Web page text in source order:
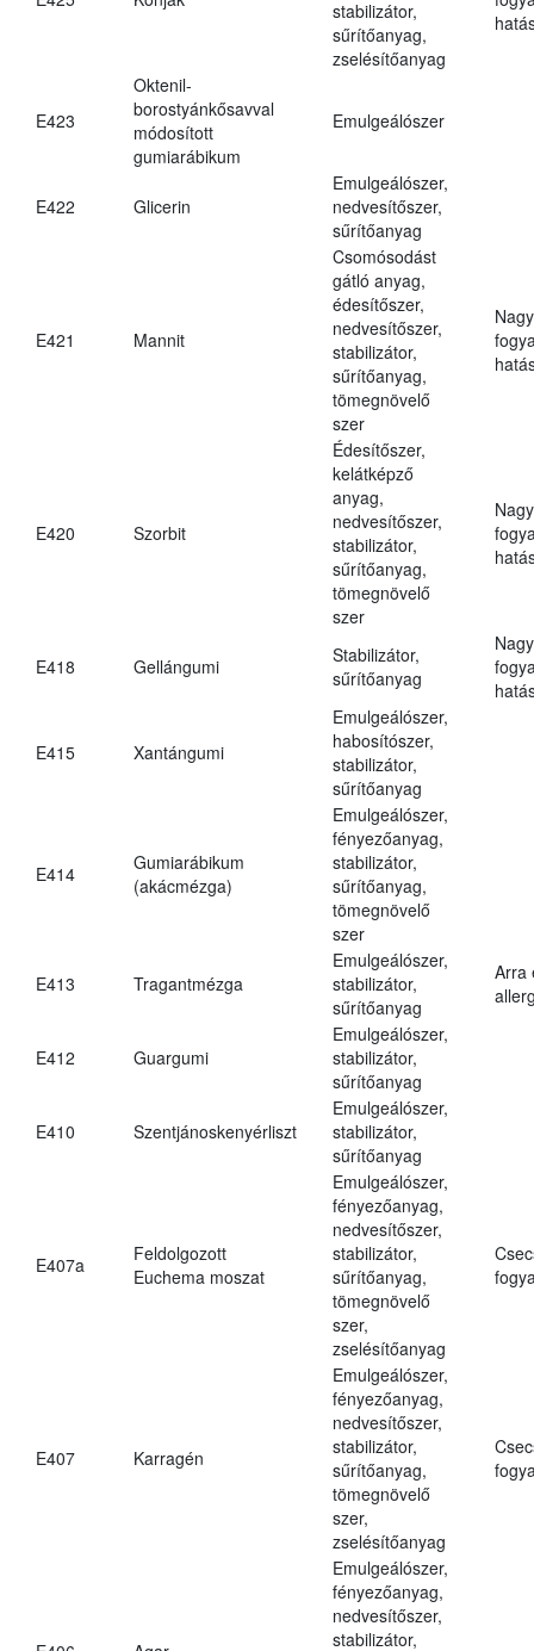
stabilizátor,
sűrítőanyag,
zselésítőanyag
E423
Oktenil-
borostyánkősavval
módosított
gumiarábikum
Emulgeálószer
E422 Glicerin
Emulgeálószer,
nedvesítőszer,
sűrítőanyag
E421 Mannit
Csomósodást
gátló anyag,
édesítőszer,
nedvesítőszer,
stabilizátor,
sűrítőanyag,
tömegnövelő
szer
E420 Szorbit
Édesítőszer,
kelátképző
anyag,
nedvesítőszer,
stabilizátor,
sűrítőanyag,
tömegnövelő
szer
E418 Gellángumi
Stabilizátor,
sűrítőanyag
E415 Xantángumi
Emulgeálószer,
habosítószer,
stabilizátor,
sűrítőanyag
E414
Gumiarábikum
(akácmézga)
Emulgeálószer,
fényezőanyag,
stabilizátor,
sűrítőanyag,
tömegnövelő
szer
E413 Tragantmézga
Emulgeálószer,
stabilizátor,
sűrítőanyag
Arra
E412 Guargumi
Emulgeálószer,
stabilizátor,
sűrítőanyag
E410 Szentjánoskenyérliszt
Emulgeálószer,
stabilizátor,
sűrítőanyag
E407a
Feldolgozott
Euchema moszat
Emulgeálószer,
fényezőanyag,
nedvesítőszer,
stabilizátor,
sűrítőanyag,
tömegnövelő
szer,
zselésítőanyag
E407 Karragén
Emulgeálószer,
fényezőanyag,
nedvesítőszer,
stabilizátor,
sűrítőanyag,
tömegnövelő
szer,
zselésítőanyag
Emulgeálószer,
fényezőanyag,
nedvesítőszer,
stabilizátor,